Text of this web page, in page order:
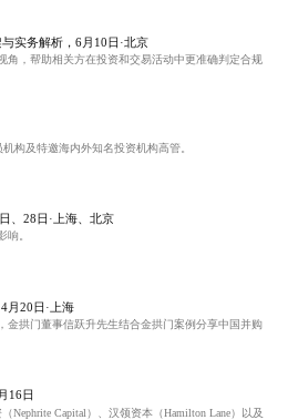
实务解析，6月10日·北京
角，帮助相关方在投资和交易活动中更准确判定合规
构及特邀海内外知名投资机构高管。
、28日·上海、北京
响。
月20日·上海
金拱门董事信跃升先生结合金拱门案例分享中国并购
16日
Capital）、汉领资本（Hamilton Lane）以及